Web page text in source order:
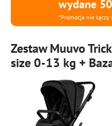
wydane
*Promocja nie
Zestaw Muuvo
size 0-13 kg +